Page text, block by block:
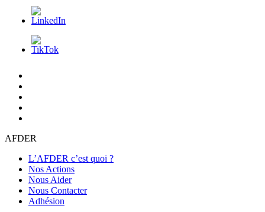
AFDER
L’AFDER c’est quoi ?
Nos Actions
Nous Aider
Nous Contacter
Adhésion